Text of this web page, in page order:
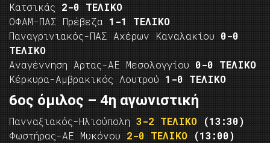
Κατσικάς 2-0 ΤΕΛΙΚΟ
ΟΦΑΜ-ΠΑΣ Πρέβεζα 1-1 ΤΕΛΙΚΟ
Παναγρινιακός-ΠΑΣ Αχέρων Καναλακίου 0-0
ΤΕΛΙΚΟ
Αναγέννηση Άρτας-ΑΕ Μεσολογγίου 0-0 ΤΕΛΙΚΟ
Κέρκυρα-Αμβρακικός Λουτρού 1-0 ΤΕΛΙΚΟ
6ος όμιλος – 4η αγωνιστική
Πανναξιακός-Ηλιούπολη 3-2 ΤΕΛΙΚΟ
(13:30)
Φωστήρας-ΑΕ Μυκόνου 2-0 ΤΕΛΙΚΟ
(13:00)